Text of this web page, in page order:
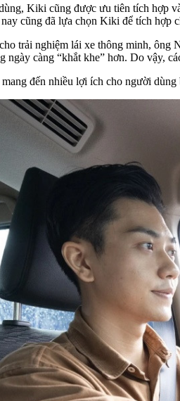
Kiki cũng được ưu tiên tích hợp
cũng đã lựa chọn Kiki để tích hợp
trải nghiệm lái xe thông minh, ông
ngày càng “khắt khe” hơn. Do vậy,
đến nhiều lợi ích cho người